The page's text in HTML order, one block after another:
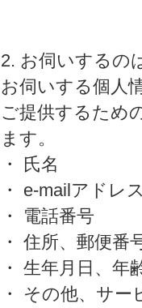
2. お伺いするの
お伺いする個人
ご提供するため
ます。
・ 氏名
・ e-mailアドレ
・ 電話番号
・ 住所、郵便番
・ 生年月日、年
・ その他、サ